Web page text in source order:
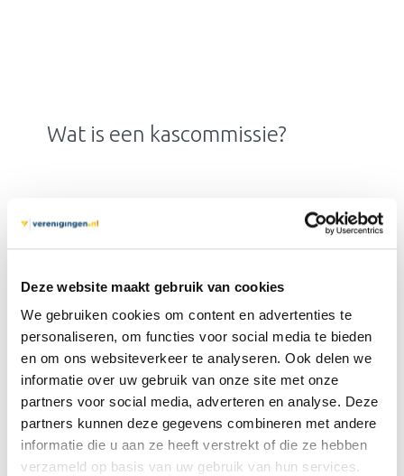
Deze website maakt gebruik van cookies
We gebruiken cookies om content en advertenties te
personaliseren, om functies voor social media te bieden
en om ons websiteverkeer te analyseren. Ook delen we
informatie over uw gebruik van onze site met onze
partners voor social media, adverteren en analyse. Deze
partners kunnen deze gegevens combineren met andere
informatie die u aan ze heeft verstrekt of die ze hebben
verzameld op basis van uw gebruik van hun services.
Wat is een kascommissie?
De
kascommissie of ook
kascontrolecommissieis een
commissievan devereniging.
Dit is een onafhankelijk
commissie die de
boekhouding
van de
verenigingcontroleert. Taak